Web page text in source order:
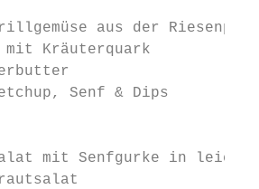
aus der
Kräuterquark
Senf & Dips
mit Senfgurke in leichter